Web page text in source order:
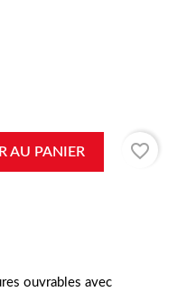
AU PANIER
favorite_border
ouvrables avec